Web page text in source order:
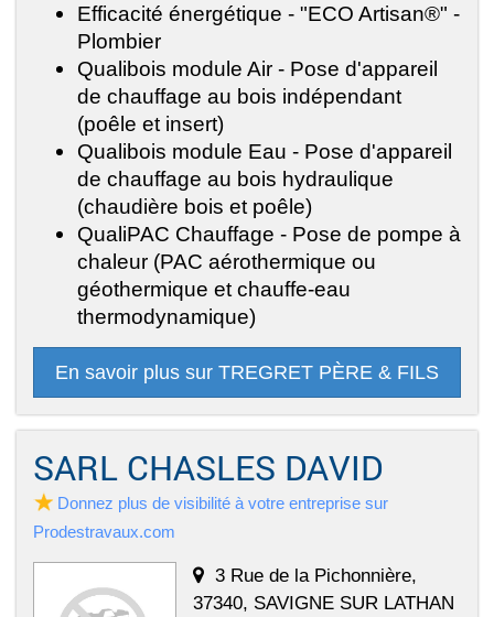
Efficacité énergétique - "ECO Artisan®" -
Plombier
Qualibois module Air - Pose d'appareil
de chauffage au bois indépendant
(poêle et insert)
Qualibois module Eau - Pose d'appareil
de chauffage au bois hydraulique
(chaudière bois et poêle)
QualiPAC Chauffage - Pose de pompe à
chaleur (PAC aérothermique ou
géothermique et chauffe-eau
thermodynamique)
En savoir plus sur TREGRET PÈRE & FILS
SARL CHASLES DAVID
Donnez plus de visibilité à votre entreprise sur
Prodestravaux.com
3 Rue de la Pichonnière,
37340, SAVIGNE SUR LATHAN